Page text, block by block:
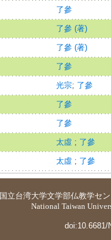
了參
了參 (著)
了參 (著)
了參
光宗; 了參
了參
了參
太虛 ; 了參
太虛 ; 了參
国立台湾大学文学部仏教学セ
National Taiwan
doi:10.6681/